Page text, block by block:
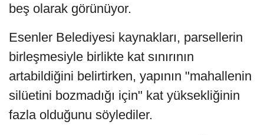
beş olarak görünüyor.
Esenler Belediyesi kaynakları, parsellerin
birleşmesiyle birlikte kat sınırının
artabildiğini belirtirken, yapının "mahallenin
silüetini bozmadığı için" kat yüksekliğinin
fazla olduğunu söylediler.